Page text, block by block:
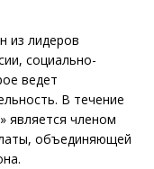
из лидеров
социально-
ведет
В течение
является членом
объединяющей